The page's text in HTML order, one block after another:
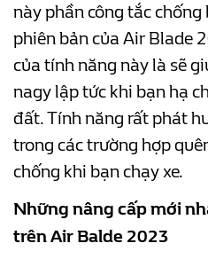
này phần công tắc chống
phiên bản của Air Blade
của tính năng này là sẽ
nagy lập tức khi bạn hạ
đất. Tính năng rất phát
trong các trường hợp
chống khi bạn chạy xe.
Những nâng cấp mới
trên Air Balde 2023